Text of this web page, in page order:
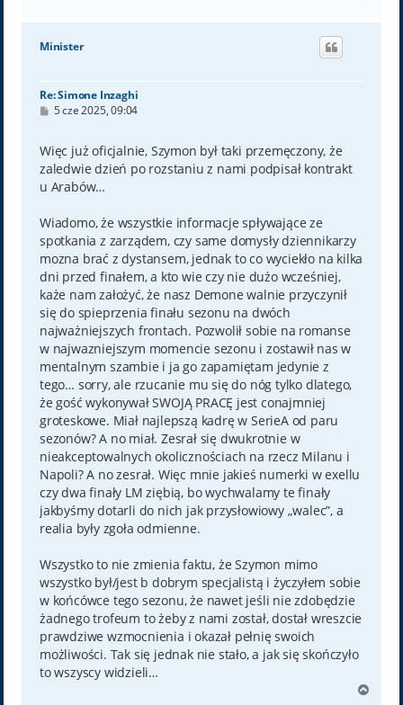
g
Minister
Re: Simone Inzaghi
P
t
5 cze 2025, 09:04
Więc już oficjalnie, Szymon był taki przemęczony, że
zaledwie dzień po rozstaniu z nami podpisał kontrakt
u Arabów…
Wiadomo, że wszystkie informacje spływające ze
spotkania z zarządem, czy same domysły dziennikarzy
mozna brać z dystansem, jednak to co wyciekło na kilka
dni przed finałem, a kto wie czy nie dużo wcześniej,
każe nam założyć, że nasz Demone walnie przyczynił
się do spieprzenia finału sezonu na dwóch
najważniejszych frontach. Pozwolił sobie na romanse
w najwazniejszym momencie sezonu i zostawił nas w
mentalnym szambie i ja go zapamiętam jedynie z
tego… sorry, ale rzucanie mu się do nóg tylko dlatego,
że gość wykonywał SWOJĄ PRACĘ jest conajmniej
groteskowe. Miał najlepszą kadrę w SerieA od paru
sezonów? A no miał. Zesrał się dwukrotnie w
nieakceptowalnych okolicznościach na rzecz Milanu i
Napoli? A no zesrał. Więc mnie jakieś numerki w exellu
czy dwa finały LM ziębią, bo wychwalamy te finały
jakbyśmy dotarli do nich jak przysłowiowy „walec”, a
realia były zgoła odmienne.
Wszystko to nie zmienia faktu, że Szymon mimo
wszystko był/jest b dobrym specjalistą i życzyłem sobie
w końcówce tego sezonu, że nawet jeśli nie zdobędzie
żadnego trofeum to żeby z nami został, dostał wreszcie
prawdziwe wzmocnienia i okazał pełnię swoich
możliwości. Tak się jednak nie stało, a jak się skończyło
to wszyscy widzieli…